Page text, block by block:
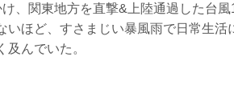
、関東地方を直撃&上陸通過した台
いほど、すさまじい暴風雨で日常生
及んでいた。